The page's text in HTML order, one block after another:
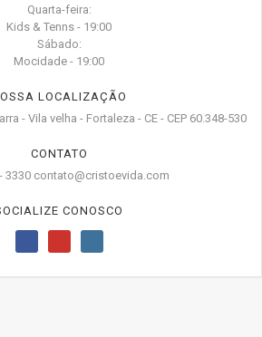
Quarta-feira:
Kids & Tenns - 19:00
Sábado:
Mocidade - 19:00
LOCALIZAÇÃO
- Vila velha - Fortaleza - CE - CEP 60.348-530
CONTATO
3330 contato@cristoevida.com
CONOSCO